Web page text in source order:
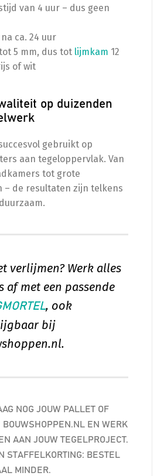
van 4 uur – dus geen
ca. 24 uur
5 mm, dus tot lijmkam 12
of wit
op duizenden
gebruikt op
aan tegeloppervlak. Van
tot grote
– de resultaten zijn telkens
verlijmen? Werk alles
af met een passende
, ook
bij
NOG JOUW PALLET OF
BOUWSHOPPEN.NL EN WERK
AAN JOUW TEGELPROJECT.
STAFFELKORTING: BESTEL
MINDER.